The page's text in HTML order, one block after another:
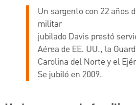
Un sargento con 22 años
militar
jubilado Davis prestó
Aérea de EE. UU., la
Carolina del Norte y el
Se jubiló en 2009.